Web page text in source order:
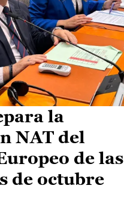
la
NAT del
de las
de octubre